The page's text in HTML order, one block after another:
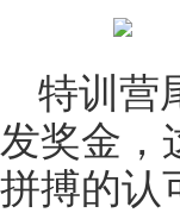
特训营
发奖金，
拼搏的认